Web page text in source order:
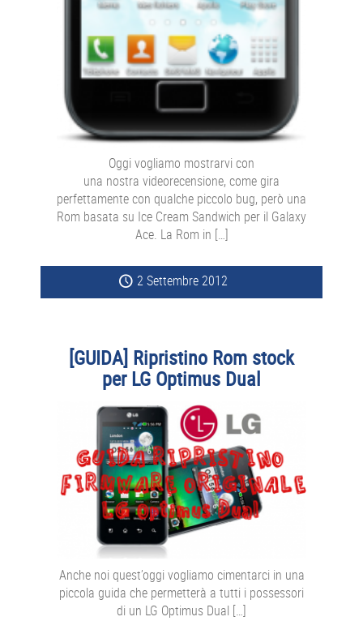
Oggi vogliamo mostrarvi con
una nostra videorecensione, come gira
perfettamente con qualche piccolo bug, però una
Rom basata su Ice Cream Sandwich per il Galaxy
Ace. La Rom in […]
2 Settembre 2012
[GUIDA] Ripristino Rom stock
per LG Optimus Dual
Anche noi quest’oggi vogliamo cimentarci in una
piccola guida che permetterà a tutti i possessori
di un LG Optimus Dual […]